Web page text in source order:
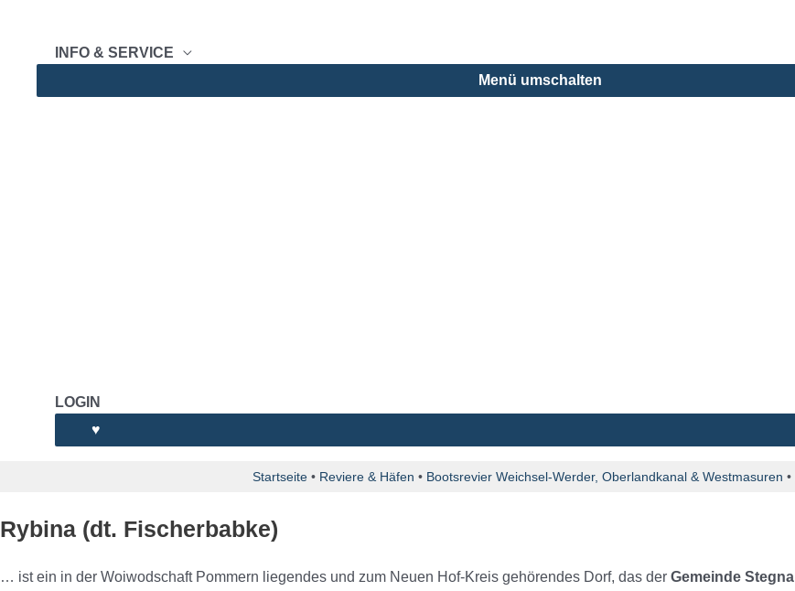
INFO & SERVICE
Menü umschalten
LOGIN
♥
Startseite • Reviere & Häfen • Bootsrevier Weichsel-Werder, Oberlandkanal & Westmasuren •
Rybina (dt. Fischerbabke)
… ist ein in der Woiwodschaft Pommern liegendes und zum Neuen Hof-Kreis gehörendes Dorf, das der Gemeinde Stegna